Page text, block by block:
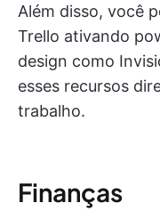
Além disso, você
Trello ativando
design como
esses recursos
trabalho.
Finanças